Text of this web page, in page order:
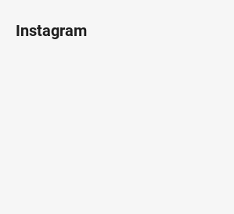
Instagram